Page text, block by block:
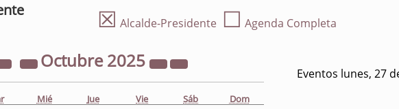
☒ Alcalde-Presidente ☐ Agenda Completa
Octubre2025
Mié Jue Vie Sáb Dom
Eventos lunes, 27